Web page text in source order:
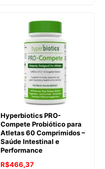
Hyperbiotics PRO-
Compete Probiótico para
Atletas 60 Comprimidos –
Saúde Intestinal e
Performance
R$466,37